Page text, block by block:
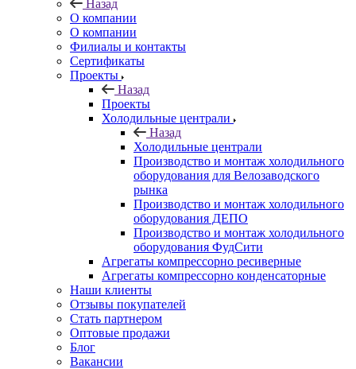
Назад
О компании
О компании
Филиалы и контакты
Сертификаты
Проекты
Назад
Проекты
Холодильные централи
Назад
Холодильные централи
Производство и монтаж холодильного
оборудования для Велозаводского
рынка
Производство и монтаж холодильного
оборудования ДЕПО
Производство и монтаж холодильного
оборудования ФудСити
Агрегаты компрессорно ресиверные
Агрегаты компрессорно конденсаторные
Наши клиенты
Отзывы покупателей
Стать партнером
Оптовые продажи
Блог
Вакансии